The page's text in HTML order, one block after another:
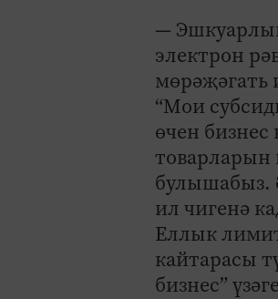
—
электрон
мөрәҗәгать
“Мои
өчен
товарларын
булышабыз.
ил чигенә
Еллык
кайтарасы
бизнес”